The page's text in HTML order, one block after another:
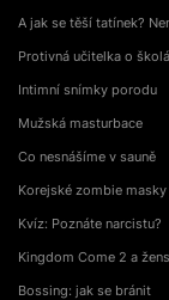
A jak se těší tatínek?
Protivná učitelka o
Intimní snímky porodu
Mužská masturbace
Co nesnášíme v sauně
Korejské zombie masky
Kvíz: Poznáte narcistu?
Kingdom Come 2 a
Bossing: jak se bránit